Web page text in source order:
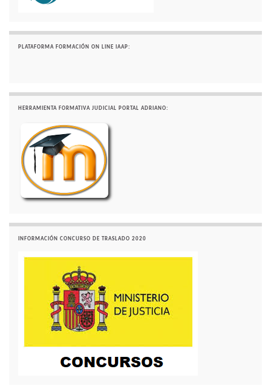
PLATAFORMA FORMACIÓN ON LINE IAAP:
HERRAMIENTA FORMATIVA JUDICIAL PORTAL ADRIANO:
INFORMACIÓN CONCURSO DE TRASLADO 2020